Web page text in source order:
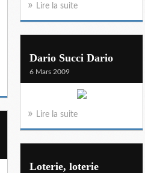
Lire la suite
Dario Succi Dario
6 Mars 2009
Lire la suite
Loterie, loterie